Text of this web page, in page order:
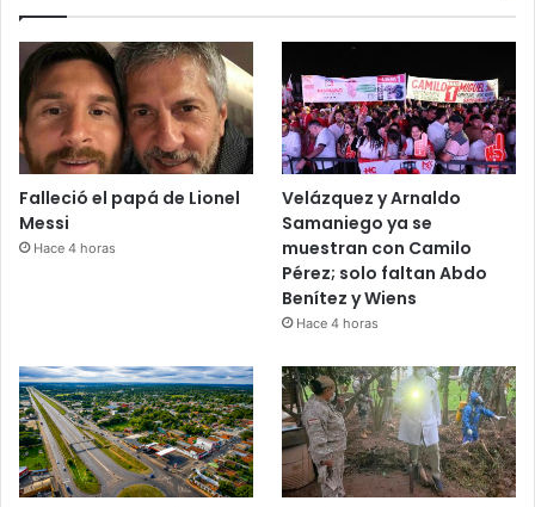
Falleció el papá de Lionel
Messi
Hace 4 horas
Velázquez y Arnaldo
Samaniego ya se
muestran con Camilo
Pérez; solo faltan Abdo
Benítez y Wiens
Hace 4 horas